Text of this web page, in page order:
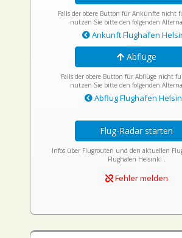
Falls der obere Button für Ankünfte nicht
nutzen Sie bitte den folgenden
Ankunft Flughafen
Abflüge
Falls der obere Button für Abflüge nicht
nutzen Sie bitte den folgenden
Abflug Flughafen
Flug-Radar starten
Infos über Flugrouten und den aktuellen
Flughafen Helsinki .
Fehler melden